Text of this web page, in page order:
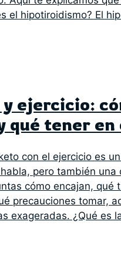
el hipotiroidismo? El
ejercicio:
qué tener
con el ejercicio es
pero también
cómo encajan, qué
precauciones tomar,
exageradas. ¿Qué es